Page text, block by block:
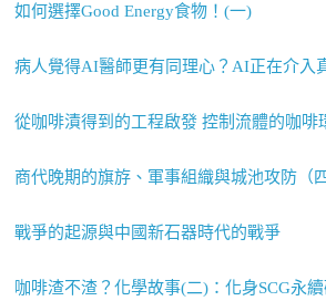
如何選擇Good Energy食物！(一)
病人覺得AI醫師更有同理心？AI正在介入
從咖啡漬得到的工程啟發 控制流體的咖啡
商代晚期的旗斿、軍事組織與城池攻防（四
戰爭的起源與中國新石器時代的戰爭
咖啡渣不渣？化學故事(二)：化身SCG永